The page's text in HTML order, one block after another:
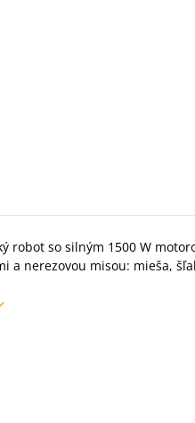
robot so silným 1500 W
a nerezovou misou: mieša,